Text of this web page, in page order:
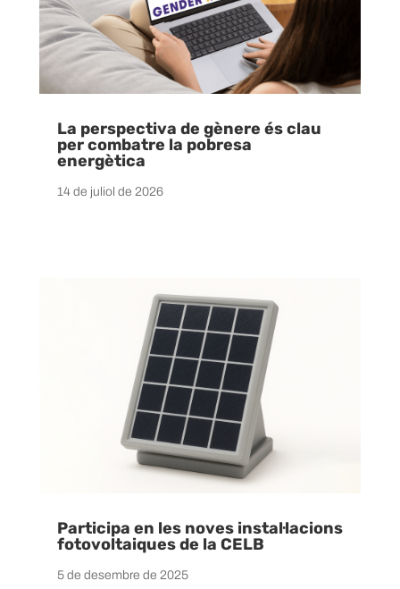
La perspectiva de gènere és clau
per combatre la pobresa
energètica
14 de juliol de 2026
Participa en les noves instal·lacions
fotovoltaiques de la CELB
5 de desembre de 2025